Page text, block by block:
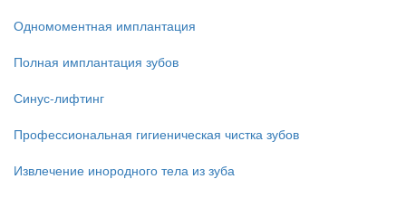
Одномоментная имплантация
Полная имплантация зубов
Синус-лифтинг
Профессиональная гигиеническая чистка зубов
Извлечение инородного тела из зуба